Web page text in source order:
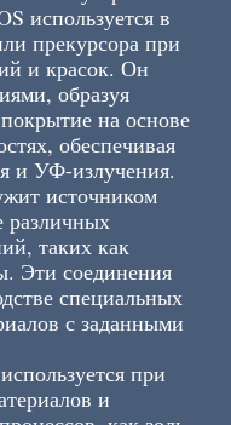
используется в
прекурсора при
и красок. Он
образуя
на основе
обеспечивая
и УФ-излучения.
источником
различных
таких как
Эти соединения
специальных
с заданными
при
и